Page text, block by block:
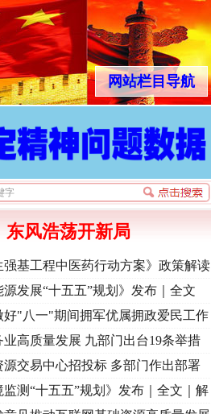
网站栏目导航
东风浩荡开新局
强基工程中医药行动方案》政策解读
源发展“十五五”规划》发布｜全文
好"八一"期间拥军优属拥政爱民工作
业高质量发展 九部门出台19条举措
源交易中心招投标 多部门作出部署
监测“十五五”规划》发布｜全文｜解